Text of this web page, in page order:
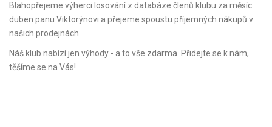
Blahopřejeme výherci losování z databáze členů klubu za měsíc
duben panu Viktorýnovi a přejeme spoustu příjemných nákupů v
našich prodejnách.
Náš klub nabízí jen výhody - a to vše zdarma. Přidejte se k nám,
těšíme se na Vás!